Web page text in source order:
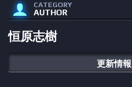
 CATEGORY
AUTHOR
恒原志樹
更新情報